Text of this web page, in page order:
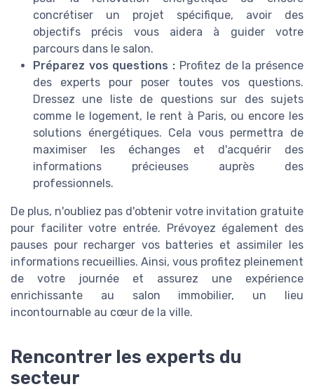
concrétiser un projet spécifique, avoir des
objectifs précis vous aidera à guider votre
parcours dans le salon.
Préparez vos questions : Profitez de la présence
des experts pour poser toutes vos questions.
Dressez une liste de questions sur des sujets
comme le logement, le rent à Paris, ou encore les
solutions énergétiques. Cela vous permettra de
maximiser les échanges et d'acquérir des
informations précieuses auprès des
professionnels.
De plus, n'oubliez pas d'obtenir votre invitation gratuite
pour faciliter votre entrée. Prévoyez également des
pauses pour recharger vos batteries et assimiler les
informations recueillies. Ainsi, vous profitez pleinement
de votre journée et assurez une expérience
enrichissante au salon immobilier, un lieu
incontournable au cœur de la ville.
Rencontrer les experts du
secteur